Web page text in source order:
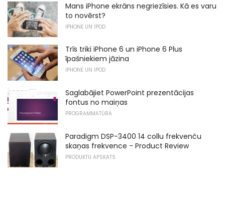
Mans iPhone ekrāns negriezīsies. Kā es varu
to novērst?
IPHONE UN IPOD
Trīs triki iPhone 6 un iPhone 6 Plus
īpašniekiem jāzina
IPHONE UN IPOD
Saglabājiet PowerPoint prezentācijas
fontus no maiņas
PROGRAMMATŪRA
Paradigm DSP-3400 14 collu frekvenču
skaņas frekvence - Product Review
PRODUKTU APSKATS